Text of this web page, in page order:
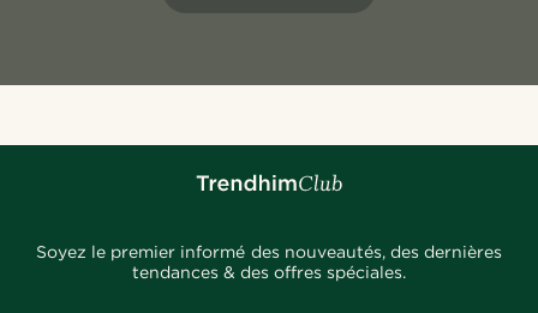
Soyez le premier informé des nouveautés, des dernières
tendances & des offres spéciales.